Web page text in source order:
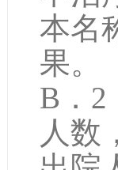
本名
果。
B．2
人数